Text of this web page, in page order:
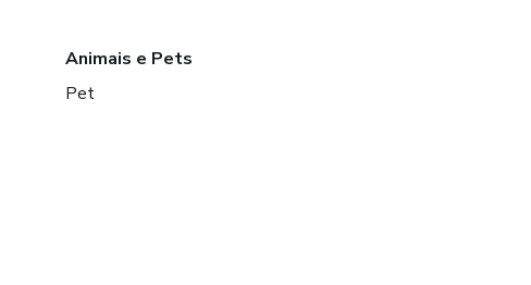
Animais e Pets
Pet